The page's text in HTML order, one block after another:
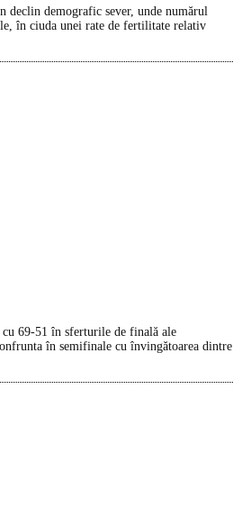
declin demografic sever, unde numărul
în ciuda unei rate de fertilitate relativ
69-51 în sferturile de finală ale
în semifinale cu învingătoarea dintre